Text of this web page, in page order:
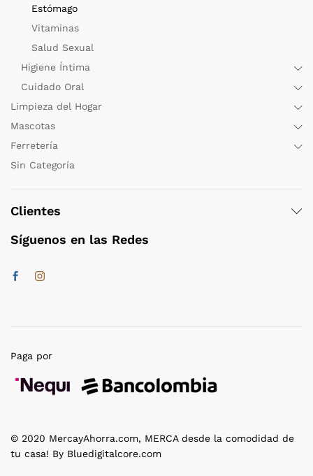
Estómago
Vitaminas
Salud Sexual
Higiene Íntima
Cuidado Oral
Limpieza del Hogar
Mascotas
Ferretería
Sin Categoría
Clientes
Síguenos en las Redes
© 2020 MercayAhorra.com, MERCA desde la comodidad de
tu casa! By Bluedigitalcore.com
Paga por